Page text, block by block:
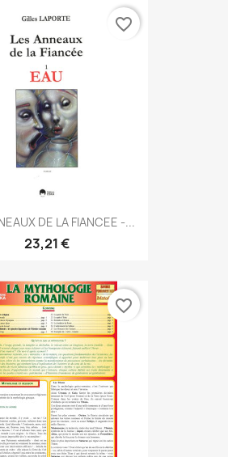
DE LA FIANCEE -...
23,21 €
favorite_border
favorite_border